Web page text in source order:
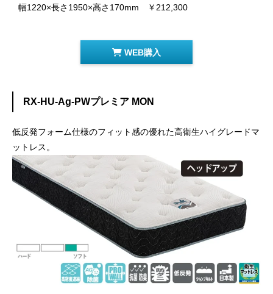
幅1220×長さ1950×高さ170mm ￥212,300
WEB購入
RX-HU-Ag-PWプレミア MON
低反発フォーム仕様のフィット感の優れた高衛生ハイグレードマ
ットレス。